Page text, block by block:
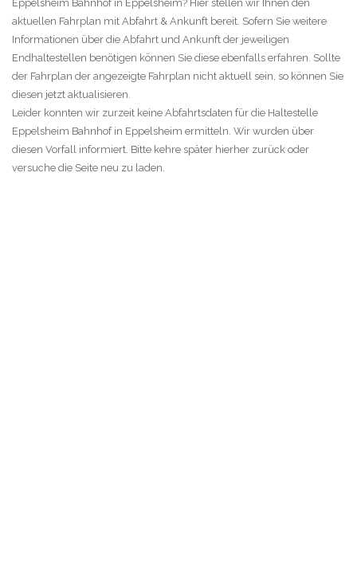
Eppelsheim Bahnhof in Eppelsheim? Hier stellen wir Ihnen den
aktuellen Fahrplan mit Abfahrt & Ankunft bereit. Sofern Sie weitere
Informationen über die Abfahrt und Ankunft der jeweiligen
Endhaltestellen benötigen können Sie diese ebenfalls erfahren. Sollte
der Fahrplan der angezeigte Fahrplan nicht aktuell sein, so können Sie
diesen jetzt aktualisieren.
Leider konnten wir zurzeit keine Abfahrtsdaten für die Haltestelle
Eppelsheim Bahnhof in Eppelsheim ermitteln. Wir wurden über
diesen Vorfall informiert. Bitte kehre später hierher zurück oder
versuche die Seite neu zu laden.